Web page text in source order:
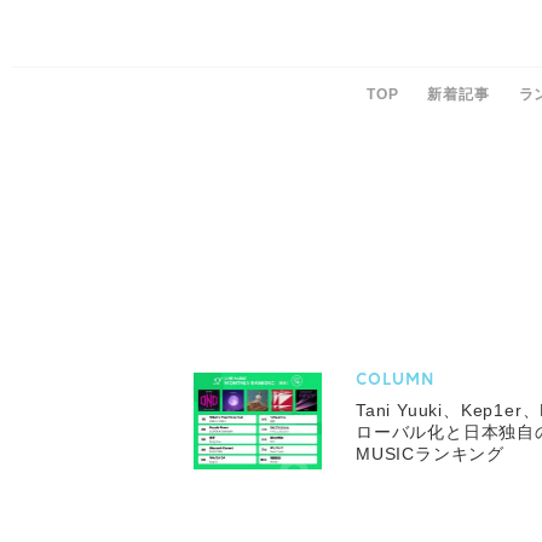
TOP 新着記事 ラ
COLUMN
Tani Yuuki、Kep1er
ローバル化と日本独
MUSICランキング